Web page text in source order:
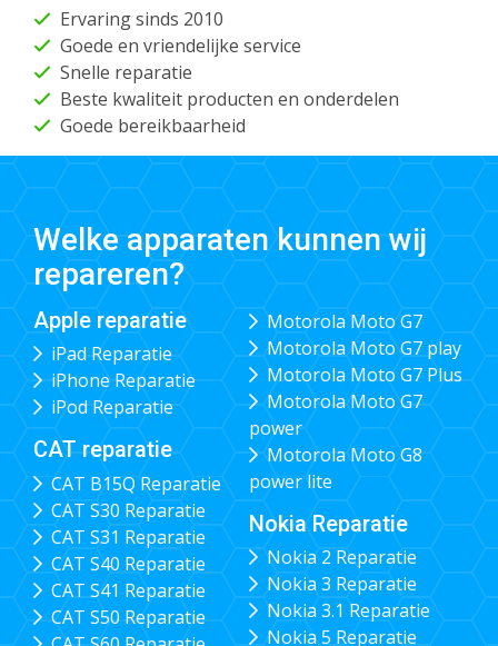
Ervaring sinds 2010
Goede en vriendelijke service
Snelle reparatie
Beste kwaliteit producten en onderdelen
Goede bereikbaarheid
Welke apparaten kunnen wij
repareren?
Apple reparatie
iPad Reparatie
iPhone Reparatie
iPod Reparatie
CAT reparatie
CAT B15Q Reparatie
CAT S30 Reparatie
CAT S31 Reparatie
CAT S40 Reparatie
CAT S41 Reparatie
CAT S50 Reparatie
Motorola Moto G7
Motorola Moto G7 play
Motorola Moto G7 Plus
Motorola Moto G7
power
Motorola Moto G8
power lite
Nokia Reparatie
Nokia 2 Reparatie
Nokia 3 Reparatie
Nokia 3.1 Reparatie
Nokia 5 Reparatie